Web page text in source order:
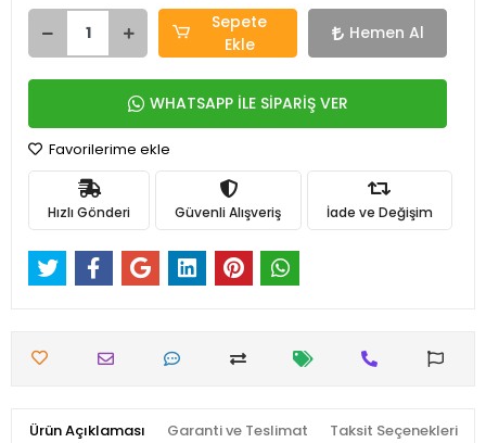
Sepete
Ekle
Hemen Al
WHATSAPP İLE SİPARİŞ VER
Favorilerime ekle
Hızlı Gönderi Güvenli Alışveriş İade ve Değişim
Ürün Açıklaması Garanti ve Teslimat Taksit Seçenekleri